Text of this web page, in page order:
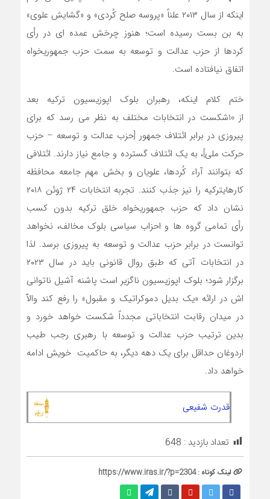
اینکه از سال ۲۰۱۳ علناً «پروسه صلح کُردی» و «گشایش علوی»
به بن بست رسیده است؛ هنوز چرخش عمده ای در رأی
کردها از حزب عدالت و توسعه به سمت حزب جمهوریخواه
اتفاق نیافتاده است.
ختم کلام اینکه، رهبران بلوک اپوزیسیون ترکیه بعد
از 10شکست در انتخابات مختلف به نظر می رسد که برای
پیروزی در برابر ائتلاف جمهور [حزب عدالت و توسعه – حزب
حرکت ملی]، به یک ائتلاف گسترده و جامع نیاز دارند. ائتلافی
که بتوانند آراء کُردها، علویان و بخش مهم جامعه محافظه
‏کارهایترکیه را نیز جذب کنند. تجربه انتخابات ۲۴ ژوئن ۲۰۱۸
نشان داد که حزب جمهوریخواه خلق ترکیه بدون کسب
رأی تمامی گروه ها و احزاب سیاسی بلوک مخالف، نخواهد
توانست در برابر حزب عدالت و توسعه به پیروزی برسد. لذا
در انتخابات آتی که طبق روال قانونی باید در سال ۲۰۲۳
برگزار شود؛ بلوک اپوزیسیون ناگزیر است پاشنه آشیل ناتوانی
اش در ارائه «یک بدیل دموکراتیک و مقبول» را رفع کند والاّ
در میدان رقابت انتخاباتی مجدداً شکست خواهد خورد و
بدین ترتیب حزب عدالت و توسعه با رهبری رجب طیب
اردوغان حداقل برای یک دهه دیگر، به حاکمیت خویش ادامه
خواهد داد.
قدرت شفیعی
تعداد بازدید : 648
لینک کوتاه :https://www.iras.ir/?p=2304